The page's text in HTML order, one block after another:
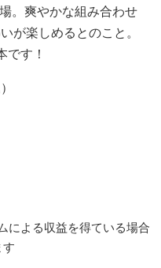
。爽やかな組み合わせ
が楽しめるとのこと。
です！
による収益を得ている場合
す